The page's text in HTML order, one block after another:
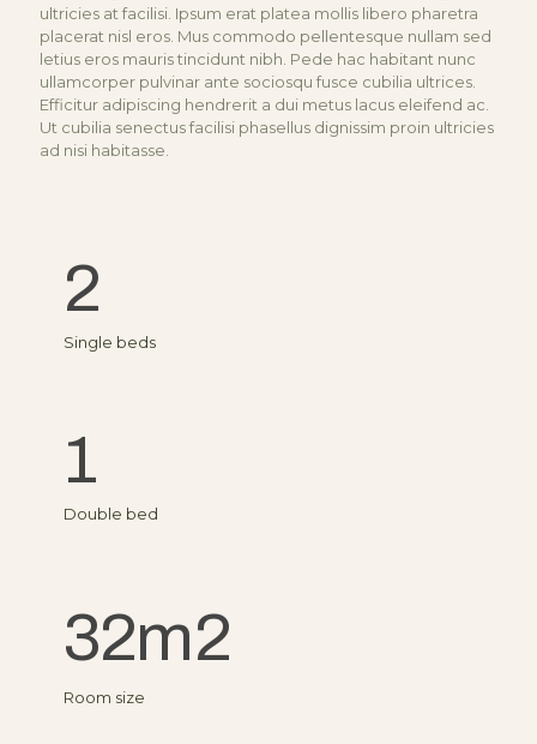
ultricies at facilisi. Ipsum erat platea mollis libero pharetra
placerat nisl eros. Mus commodo pellentesque nullam sed
letius eros mauris tincidunt nibh. Pede hac habitant nunc
ullamcorper pulvinar ante sociosqu fusce cubilia ultrices.
Efficitur adipiscing hendrerit a dui metus lacus eleifend ac.
Ut cubilia senectus facilisi phasellus dignissim proin ultricies
ad nisi habitasse.
2
Single beds
1
Double bed
32m2
Room size